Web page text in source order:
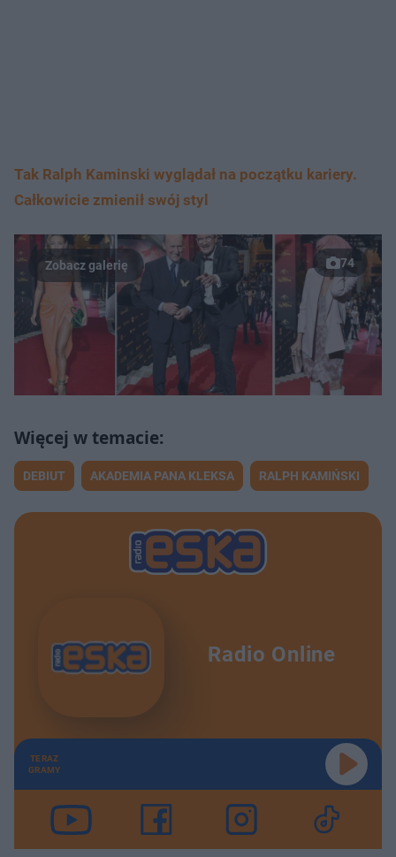
Tak Ralph Kaminski wyglądał na początku kariery.
Całkowicie zmienił swój styl
74
DEBIUT AKADEMIA PANA KLEKSA RALPH KAMIŃSKI
Radio Online
TERAZ
GRAMY